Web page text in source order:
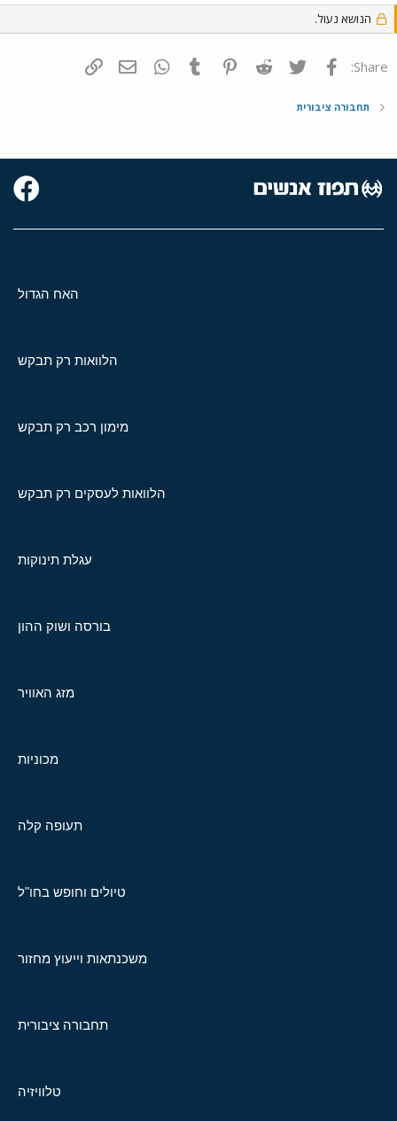
הנושא נעול.
Share: פייסבוק Twitter
Reddit
Pinterest
Tumblr
WhatsAppדואר אלקטרוני
תחבורה ציבורית
האח הגדול
הלוואות רק תבקש
מימון רכב רק תבקש
הלוואות לעסקים רק תבקש
עגלת תינוקות
בורסה ושוק ההון
מזג האוויר
מכוניות
תעופה קלה
טיולים וחופש בחו"ל
משכנתאות וייעוץ מחזור
תחבורה ציבורית
טלוויזיה